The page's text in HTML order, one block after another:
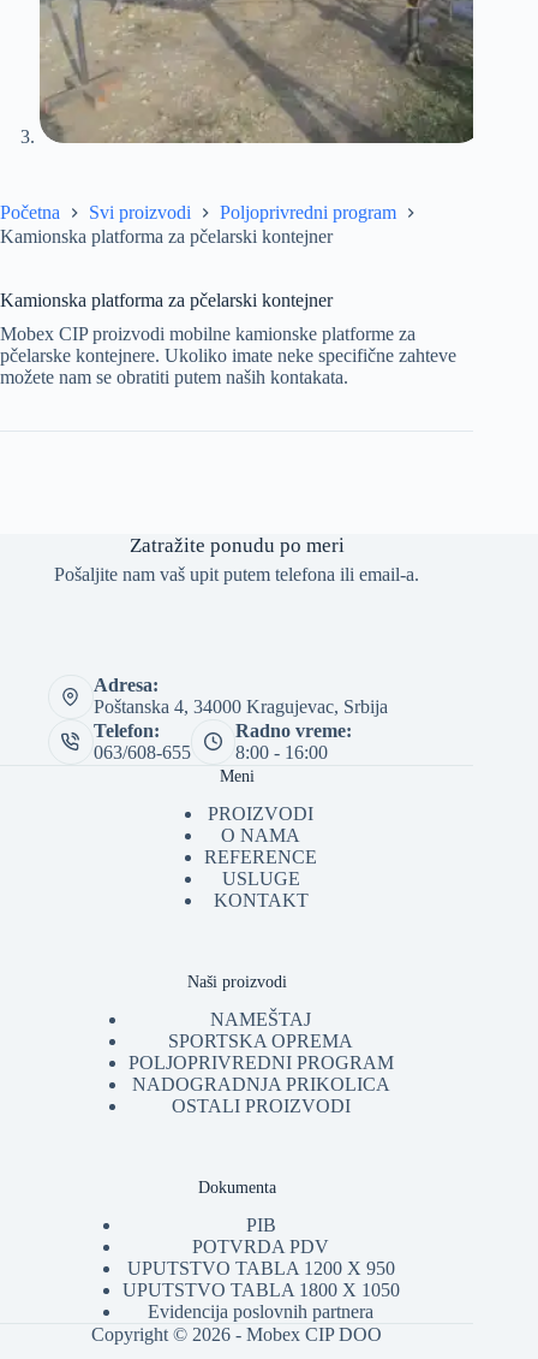
Početna Svi proizvodi
Poljoprivredni program
Kamionska platforma za pčelarski kontejner
Kamionska platforma za pčelarski kontejner
Mobex CIP proizvodi mobilne kamionske platforme za
pčelarske kontejnere. Ukoliko imate neke specifične zahteve
možete nam se obratiti putem naših kontakata.
Zatražite ponudu po meri
Pošaljite nam vaš upit putem telefona ili email-a.
Adresa:
Poštanska 4, 34000 Kragujevac, Srbija
Telefon:
063/608-655
Radno vreme:
8:00 - 16:00
Meni
PROIZVODI
O NAMA
REFERENCE
USLUGE
KONTAKT
Naši proizvodi
NAMEŠTAJ
SPORTSKA OPREMA
POLJOPRIVREDNI PROGRAM
NADOGRADNJA PRIKOLICA
OSTALI PROIZVODI
Dokumenta
PIB
POTVRDA PDV
UPUTSTVO TABLA 1200 X 950
UPUTSTVO TABLA 1800 X 1050
Evidencija poslovnih partnera
Copyright © 2026 - Mobex CIP DOO